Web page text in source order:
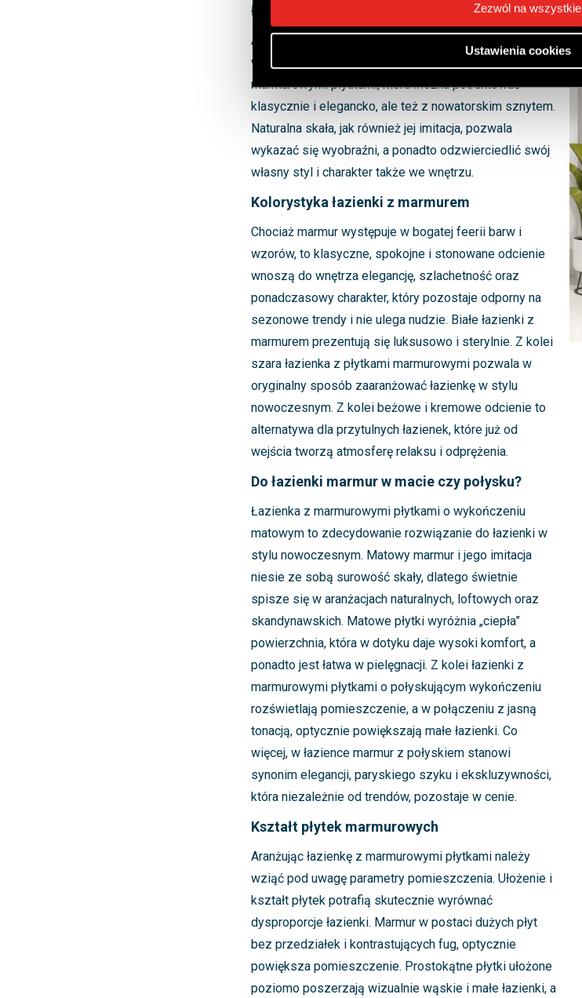
Ustawienia cookies
Zezwól na wszystkie
Łazienka z marmurowymi płytkami
Aranżacja łazienki to inwestycja na długie lata, dlatego
warto postawić na ponadczasowe łazienki z
marmurowymi płytkami, która można potraktować
klasycznie i elegancko, ale też z nowatorskim sznytem.
Naturalna skała, jak również jej imitacja, pozwala
wykazać się wyobraźni, a ponadto odzwierciedlić swój
własny styl i charakter także we wnętrzu.
Kolorystyka łazienki z marmurem
Chociaż marmur występuje w bogatej feerii barw i
wzorów, to klasyczne, spokojne i stonowane odcienie
wnoszą do wnętrza elegancję, szlachetność oraz
ponadczasowy charakter, który pozostaje odporny na
sezonowe trendy i nie ulega nudzie. Białe łazienki z
marmurem prezentują się luksusowo i sterylnie. Z kolei
szara łazienka z płytkami marmurowymi pozwala w
oryginalny sposób zaaranżować łazienkę w stylu
nowoczesnym. Z kolei beżowe i kremowe odcienie to
alternatywa dla przytulnych łazienek, które już od
wejścia tworzą atmosferę relaksu i odprężenia.
Do łazienki marmur w macie czy połysku?
Łazienka z marmurowymi płytkami o wykończeniu
matowym to zdecydowanie rozwiązanie do łazienki w
stylu nowoczesnym. Matowy marmur i jego imitacja
niesie ze sobą surowość skały, dlatego świetnie
spisze się w aranżacjach naturalnych, loftowych oraz
skandynawskich. Matowe płytki wyróżnia „ciepła”
powierzchnia, która w dotyku daje wysoki komfort, a
ponadto jest łatwa w pielęgnacji. Z kolei łazienki z
marmurowymi płytkami o połyskującym wykończeniu
rozświetlają pomieszczenie, a w połączeniu z jasną
tonacją, optycznie powiększają małe łazienki. Co
więcej, w łazience marmur z połyskiem stanowi
synonim elegancji, paryskiego szyku i ekskluzywności,
która niezależnie od trendów, pozostaje w cenie.
Kształt płytek marmurowych
Aranżując łazienkę z marmurowymi płytkami należy
wziąć pod uwagę parametry pomieszczenia. Ułożenie i
kształt płytek potrafią skutecznie wyrównać
dysproporcje łazienki. Marmur w postaci dużych płyt
bez przedziałek i kontrastujących fug, optycznie
powiększa pomieszczenie. Prostokątne płytki ułożone
poziomo poszerzają wizualnie wąskie i małe łazienki, a